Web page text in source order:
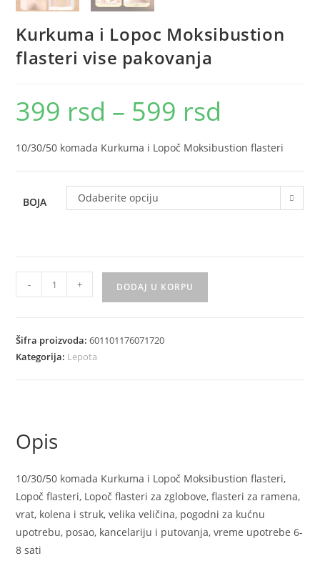
Kurkuma i Lopoc Moksibustion
flasteri vise pakovanja
399 rsd – 599 rsd
do
599 rsd
10/30/50 komada Kurkuma i Lopoč Moksibustion flasteri
BOJA Odaberite opciju
Kurkuma
i
Moksibustion
flasteri
- + DODAJ U KORPU
Šifra proizvoda:601101176071720
Kategorija: Lepota
Opis
10/30/50 komada Kurkuma i Lopoč Moksibustion flasteri,
Lopoč flasteri, Lopoč flasteri za zglobove, flasteri za ramena,
vrat, kolena i struk, velika veličina, pogodni za kućnu
upotrebu, posao, kancelariju i putovanja, vreme upotrebe 6-
8 sati